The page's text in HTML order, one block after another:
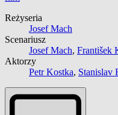
Reżyseria
Josef Mach
Scenariusz
Josef Mach, František
Aktorzy
Petr Kostka, Stanislav